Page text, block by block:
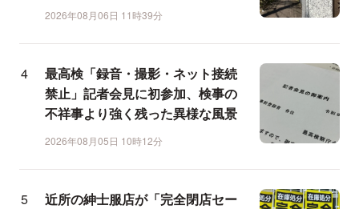
2026年08月06日 11時39分
最高検「録音・撮影・ネット接続
禁止」記者会見に初参加、検事の
不祥事より強く残った異様な風景
2026年08月05日 10時12分
近所の紳士服店が「完全閉店セー